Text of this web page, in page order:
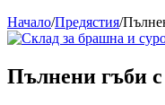
Начало/Предястия/
Пълнени гъби